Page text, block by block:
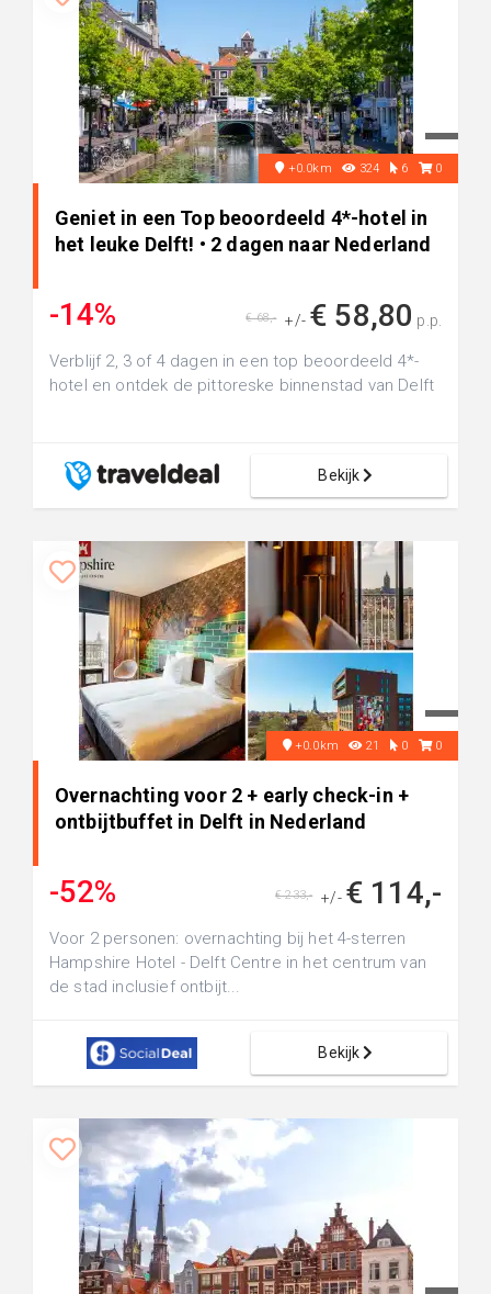
+0.0km 324 6 0
Geniet in een Top beoordeeld 4*-hotel in
het leuke Delft! • 2 dagen naar Nederland
-14% +/- € 58,80 p.p.
€ 68,-
Verblijf 2, 3 of 4 dagen in een top beoordeeld 4*-
hotel en ontdek de pittoreske binnenstad van Delft
Bekijk
+0.0km 21 0 0
Overnachting voor 2 + early check-in +
ontbijtbuffet in Delft in Nederland
-52% +/- € 114,-
€ 233,-
Voor 2 personen: overnachting bij het 4-sterren
Hampshire Hotel - Delft Centre in het centrum van
de stad inclusief ontbijt...
Bekijk